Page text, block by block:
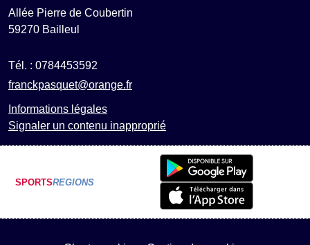
Allée Pierre de Coubertin
59270 Bailleul
Tél. : 0784453592
franckpasquet@orange.fr
Informations légales
Signaler un contenu inapproprié
SPORTSREGIONS